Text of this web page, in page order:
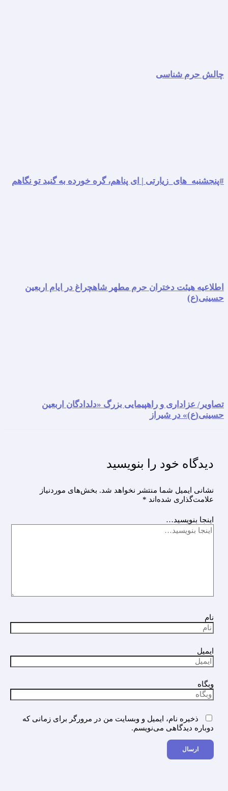
چالش حرم شناسی
#پنجشنبه_های_زیارتی | ای پناهم، گره خورده به گنبد تو نگاهم
اطلاعیه هیئت دختران حرم مطهر شاهچراغ در ایام اربعین
حسینی(ع)
تصاویر/ عزاداری و راهپیمایی بزرگ «دلدادگان اربعین
حسینی(ع)» در شیراز
دیدگاه‌ خود را بنویسید
نشانی ایمیل شما منتشر نخواهد شد. بخش‌های موردنیاز
علامت‌گذاری شده‌اند *
اینجا بنویسید…
نام
ایمیل
وبگاه
ذخیره نام، ایمیل و وبسایت من در مرورگر برای زمانی که
دوباره دیدگاهی می‌نویسم.